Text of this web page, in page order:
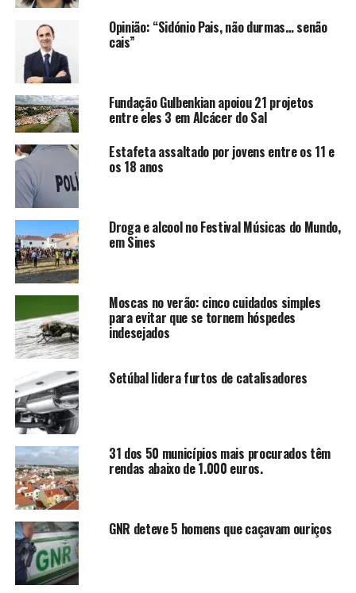
Opinião: “Sidónio Pais, não durmas… senão
cais”
Fundação Gulbenkian apoiou 21 projetos
entre eles 3 em Alcácer do Sal
Estafeta assaltado por jovens entre os 11 e
os 18 anos
Droga e alcool no Festival Músicas do Mundo,
em Sines
Moscas no verão: cinco cuidados simples
para evitar que se tornem hóspedes
indesejados
Setúbal lidera furtos de catalisadores
31 dos 50 municípios mais procurados têm
rendas abaixo de 1.000 euros.
GNR deteve 5 homens que caçavam ouriços